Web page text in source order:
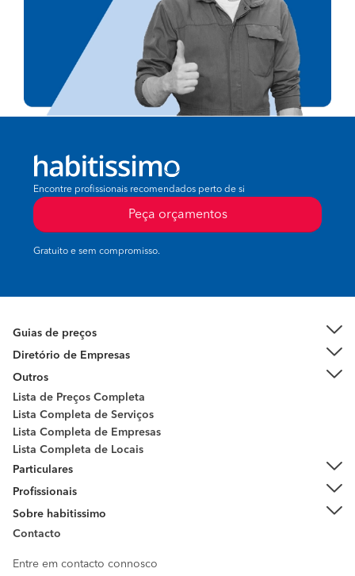
Encontre profissionais recomendados perto de si
Peça orçamentos
Gratuito e sem compromisso.
Guias de preços
Diretório de Empresas
Outros
Lista de Preços Completa
Lista Completa de Serviços
Lista Completa de Empresas
Lista Completa de Locais
Particulares
Profissionais
Sobre habitissimo
Contacto
Entre em contacto connosco